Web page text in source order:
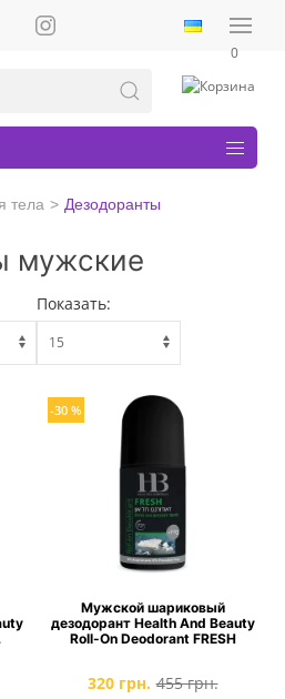
0
тела Дезодоранты
мужские
Показать:
-30 %
Мужской шариковый
дезодорант Health And Beauty
Roll-On Deodorant FRESH
320 грн. 455 грн.